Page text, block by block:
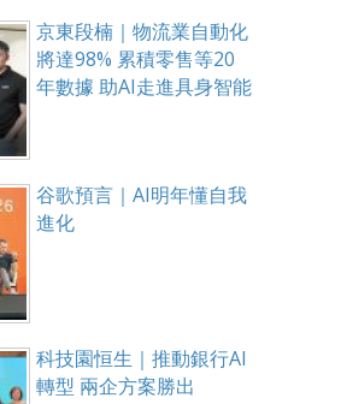
京東段楠｜物流業自動化
將達98% 累積零售等20
年數據 助AI走進具身智能
谷歌預言｜AI明年懂自我
進化
科技園恒生｜推動銀行AI
轉型 兩企方案勝出